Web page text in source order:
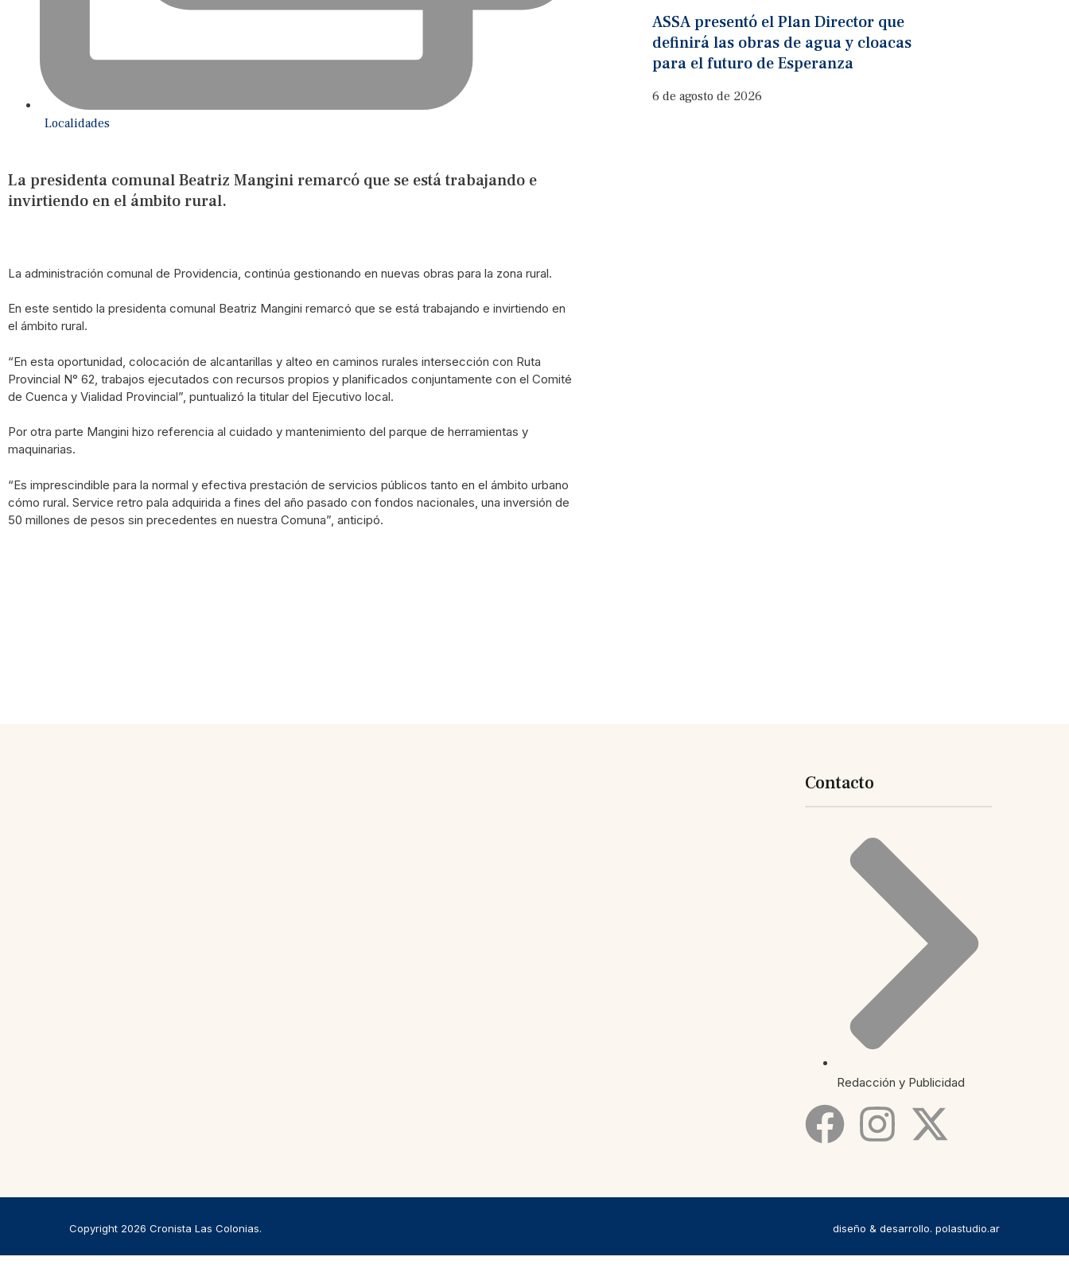
Localidades
La presidenta comunal Beatriz Mangini remarcó que se está trabajando e
invirtiendo en el ámbito rural.
La administración comunal de Providencia, continúa gestionando en nuevas obras para la zona rural.
En este sentido la presidenta comunal Beatriz Mangini remarcó que se está trabajando e invirtiendo en
el ámbito rural.
“En esta oportunidad, colocación de alcantarillas y alteo en caminos rurales intersección con Ruta
Provincial N° 62, trabajos ejecutados con recursos propios y planificados conjuntamente con el Comité
de Cuenca y Vialidad Provincial”, puntualizó la titular del Ejecutivo local.
Por otra parte Mangini hizo referencia al cuidado y mantenimiento del parque de herramientas y
maquinarias.
“Es imprescindible para la normal y efectiva prestación de servicios públicos tanto en el ámbito urbano
cómo rural. Service retro pala adquirida a fines del año pasado con fondos nacionales, una inversión de
50 millones de pesos sin precedentes en nuestra Comuna”, anticipó.
ASSA presentó el Plan Director que
definirá las obras de agua y cloacas
para el futuro de Esperanza
6 de agosto de 2026
Contacto
Redacción y Publicidad
Copyright 2026 Cronista Las Colonias. diseño & desarrollo. polastudio.ar